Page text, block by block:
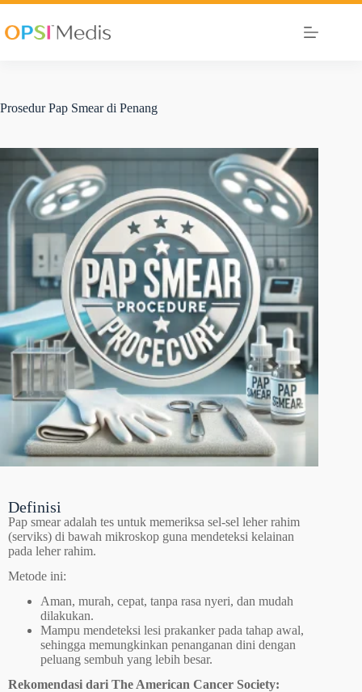
Prosedur Pap Smear di Penang
Definisi
Pap smear adalah tes untuk memeriksa sel-sel leher rahim
(serviks) di bawah mikroskop guna mendeteksi kelainan
pada leher rahim.
Metode ini:
Aman, murah, cepat, tanpa rasa nyeri, dan mudah
dilakukan.
Mampu mendeteksi lesi prakanker pada tahap awal,
sehingga memungkinkan penanganan dini dengan
peluang sembuh yang lebih besar.
Rekomendasi dari The American Cancer Society: